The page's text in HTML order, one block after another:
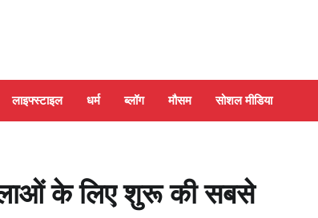
लाइफ्स्टाइल धर्म ब्लॉग मौसम सोशल मीडिया
के लिए शुरू की सबसे